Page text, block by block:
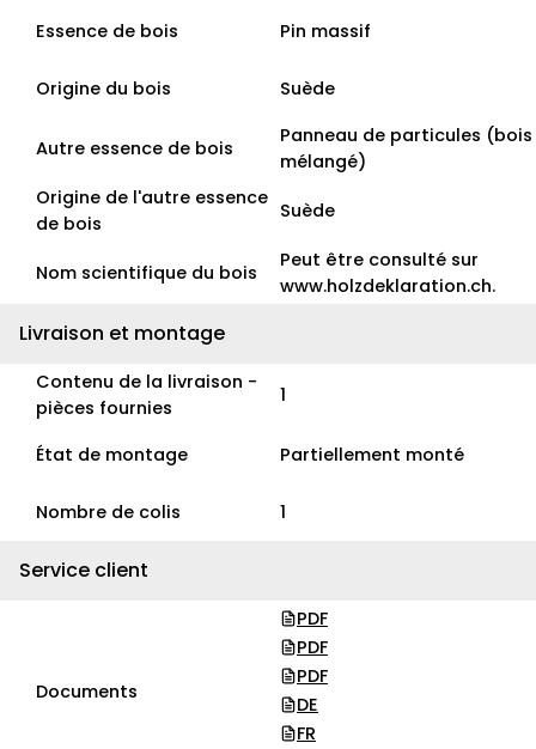
Essence de bois
Pin massif
Origine du bois Suède
Autre essence de bois
Panneau de particules (bois
mélangé)
Origine de l'autre essence
de bois
Suède
Nom scientifique du bois
Peut être consulté sur
www.holzdeklaration.ch.
Livraison et montage
Contenu de la livraison -
pièces fournies
1
État de montage Partiellement monté
Nombre de colis 1
Service client
Documents
PDF
PDF
PDF
DE
FR